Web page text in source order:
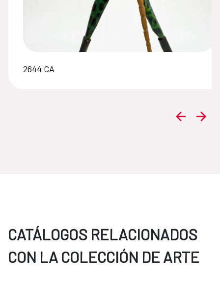
2644 CA
CATÁLOGOS RELACIONADOS
CON LA COLECCIÓN DE ARTE